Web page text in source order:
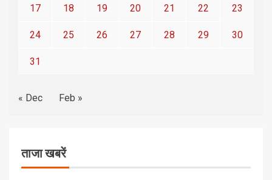
17 18 19 20 21 22 23
24 25 26 27 28 29 30
31
« Dec Feb »
ताजा खबरें